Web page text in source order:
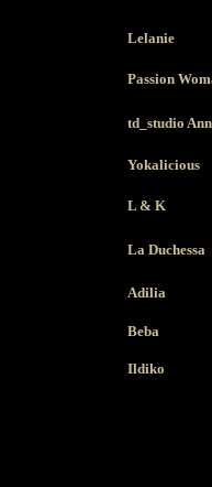
Lelanie
Passion
td_studio Ann
Yokalicious
L & K
La Duchessa
Adilia
Beba
Ildiko